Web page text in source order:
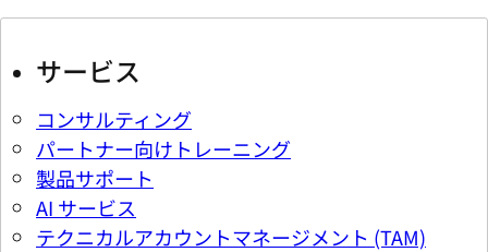
サービス
コンサルティング
パートナー向けトレーニング
製品サポート
AI サービス
テクニカルアカウントマネージメント (TAM)